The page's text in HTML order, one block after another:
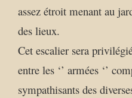
assez étroit menant au
des lieux.
Cet escalier sera
entre les ‘’ armées ‘’
sympathisants des